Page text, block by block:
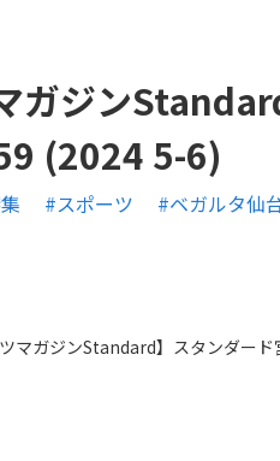
ガジン
(2024 5-6)
#スポーツ #ベガルタ仙
ツマガジンStandard】スタンダー